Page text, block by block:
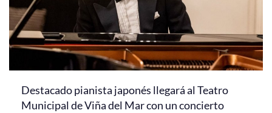
Destacado pianista japonés llegará al Teatro
Municipal de Viña del Mar con un concierto